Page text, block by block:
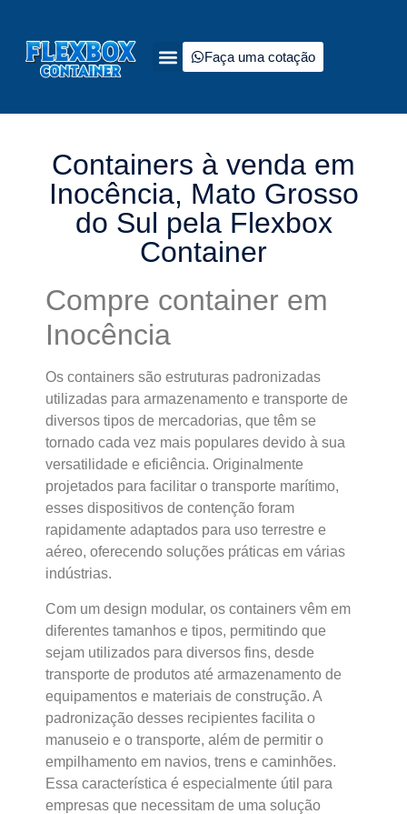
Faça uma cotação
Containers à venda em
Inocência, Mato Grosso
do Sul pela Flexbox
Container
Compre container em
Inocência
Os containers são estruturas padronizadas
utilizadas para armazenamento e transporte de
diversos tipos de mercadorias, que têm se
tornado cada vez mais populares devido à sua
versatilidade e eficiência. Originalmente
projetados para facilitar o transporte marítimo,
esses dispositivos de contenção foram
rapidamente adaptados para uso terrestre e
aéreo, oferecendo soluções práticas em várias
indústrias.
Com um design modular, os containers vêm em
diferentes tamanhos e tipos, permitindo que
sejam utilizados para diversos fins, desde
transporte de produtos até armazenamento de
equipamentos e materiais de construção. A
padronização desses recipientes facilita o
manuseio e o transporte, além de permitir o
empilhamento em navios, trens e caminhões.
Essa característica é especialmente útil para
empresas que necessitam de uma solução